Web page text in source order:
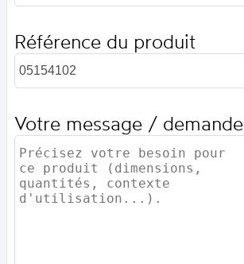
Référence du produit
Votre message / demande